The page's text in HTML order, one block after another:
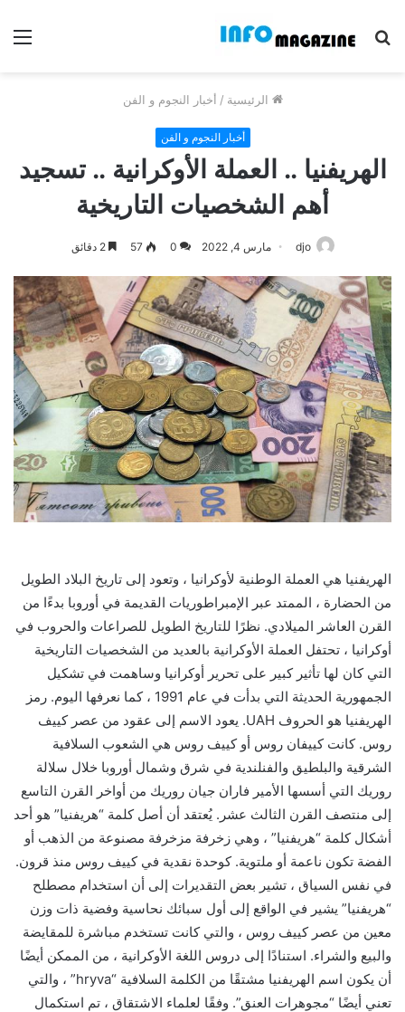
بحث
الرئيسية / أخبار النجوم و الفن
أخبار النجوم و الفن
الهريفنيا .. العملة الأوكرانية .. تسجيد
أهم الشخصيات التاريخية
djo مارس 4, 2022 0
57 2 دقائق
الهريفنيا هي العملة الوطنية لأوكرانيا ، وتعود إلى تاريخ البلاد الطويل
من الحضارة ، الممتد عبر الإمبراطوريات القديمة في أوروبا بدءًا من
القرن العاشر الميلادي. نظرًا للتاريخ الطويل للصراعات والحروب في
أوكرانيا ، تحتفل العملة الأوكرانية بالعديد من الشخصيات التاريخية
التي كان لها تأثير كبير على تحرير أوكرانيا وساهمت في تشكيل
الجمهورية الحديثة التي بدأت في عام 1991 ، كما نعرفها اليوم. رمز
الهريفنيا هو الحروف UAH. يعود الاسم إلى عقود من عصر كييف
روس. كانت كييفان روس أو كييف روس هي الشعوب السلافية
الشرقية والبلطيق والفنلندية في شرق وشمال أوروبا خلال سلالة
روريك التي أسسها الأمير فاران جيان روريك من أواخر القرن التاسع
إلى منتصف القرن الثالث عشر. يُعتقد أن أصل كلمة “هريفنيا” هو أحد
أشكال كلمة “هريفنيا” ، وهي زخرفة مزخرفة مصنوعة من الذهب أو
الفضة تكون ناعمة أو ملتوية. كوحدة نقدية في كييف روس منذ قرون.
في نفس السياق ، تشير بعض التقديرات إلى أن استخدام مصطلح
“هريفنيا” يشير في الواقع إلى أول سبائك نحاسية وفضية ذات وزن
معين من عصر كييف روس ، والتي كانت تستخدم مباشرة للمقايضة
والبيع والشراء. استنادًا إلى دروس اللغة الأوكرانية ، من الممكن أيضًا
أن يكون اسم الهريفنيا مشتقًا من الكلمة السلافية “hryva” ، والتي
تعني أيضًا “مجوهرات العنق”. وفقًا لعلماء الاشتقاق ، تم استكمال